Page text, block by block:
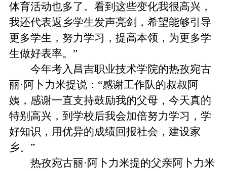
体育活动也多了。看到这些变化我很高兴，
我还代表返乡学生发声亮剑，希望能够引导
更多学生，努力学习，提高本领，为更多学
生做好表率。”
今年考入昌吉职业技术学院的热孜宛古
丽·阿卜力米提说：“感谢工作队的叔叔阿
姨，感谢一直支持鼓励我的父母，今天真的
特别高兴，到学校后我会加倍努力学习，学
好知识，用优异的成绩回报社会，建设家
乡。”
热孜宛古丽·阿卜力米提的父亲阿卜力米